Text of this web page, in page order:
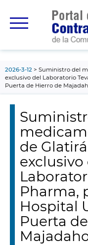
principal
2026-3-12
Suministro del
exclusivo del Laboratorio
Puerta de Hierro de
de
exclusivo
Pharma,
Hospital
Puerta